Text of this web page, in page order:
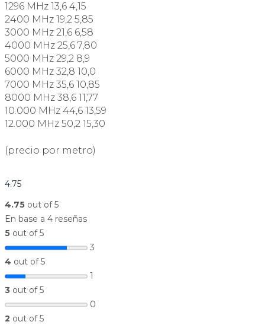
1296 MHz 13,6 4,15
2400 MHz 19,2 5,85
3000 MHz 21,6 6,58
4000 MHz 25,6 7,80
5000 MHz 29,2 8,9
6000 MHz 32,8 10,0
7000 MHz 35,6 10,85
8000 MHz 38,6 11,77
10.000 MHz 44,6 13,59
12.000 MHz 50,2 15,30
(precio por metro)
4.75
4.75 out of 5
En base a 4 reseñas
5 out of 5
3
4 out of 5
1
3 out of 5
0
2 out of 5